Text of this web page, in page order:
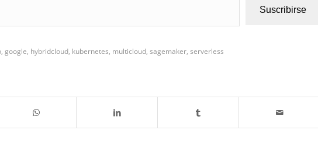
Suscribirse
, google, hybridcloud, kubernetes, multicloud, sagemaker, serverless